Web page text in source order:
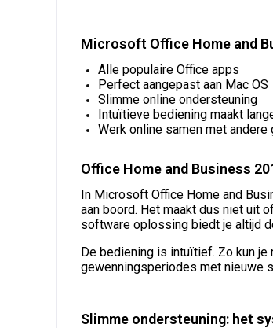
Microsoft Office Home and
Alle populaire Office apps
Perfect aangepast aan Mac OS
Slimme online ondersteuning
Intuïtieve bediening maakt
Werk online samen met andere
Office Home and Business
In Microsoft Office Home and
aan boord. Het maakt dus niet uit
software oplossing biedt je altijd
De bediening is intuïtief. Zo kun
gewenningsperiodes met nieuwe
Slimme ondersteuning: het